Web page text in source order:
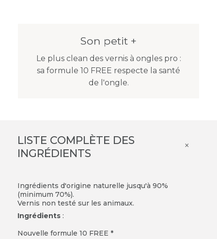
Son petit +
Le plus clean des vernis à ongles pro :
sa formule 10 FREE respecte la santé
de l'ongle.
LISTE COMPLÈTE DES
INGRÉDIENTS
×
Ingrédients d'origine naturelle jusqu'à 90%
(minimum 70%).
Vernis non testé sur les animaux.
Ingrédients:
Nouvelle formule 10 FREE *